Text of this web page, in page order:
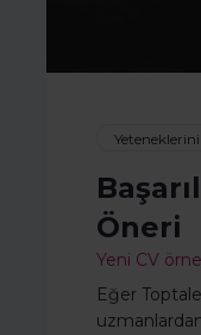
Öneri
Yeni CV
Eğer